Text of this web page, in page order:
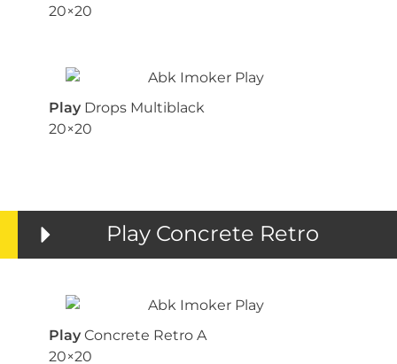
20×20
Play Drops Multiblack
20×20
Play Concrete Retro
Play Concrete Retro A
20×20